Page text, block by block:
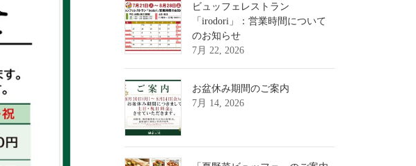
ビュッフェレストラン
「irodori」：営業時間について
のお知らせ
7月 22, 2026
お盆休み期間のご案内
7月 14, 2026